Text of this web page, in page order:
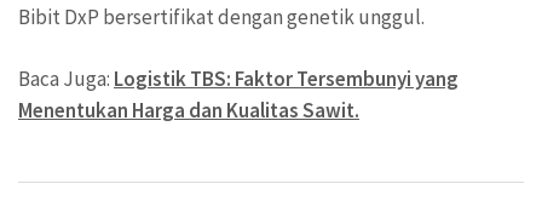
Bibit DxP bersertifikat dengan genetik unggul.
Baca Juga: Logistik TBS: Faktor Tersembunyi yang
Menentukan Harga dan Kualitas Sawit.